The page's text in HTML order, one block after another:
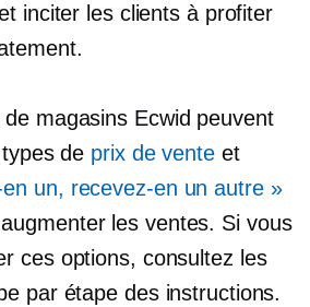
inciter les clients à profiter
magasins Ecwid peuvent
de prix de venteet
un, recevez-en un autre »
les ventes. Si vous
ces options, consultez les
par étape des instructions.